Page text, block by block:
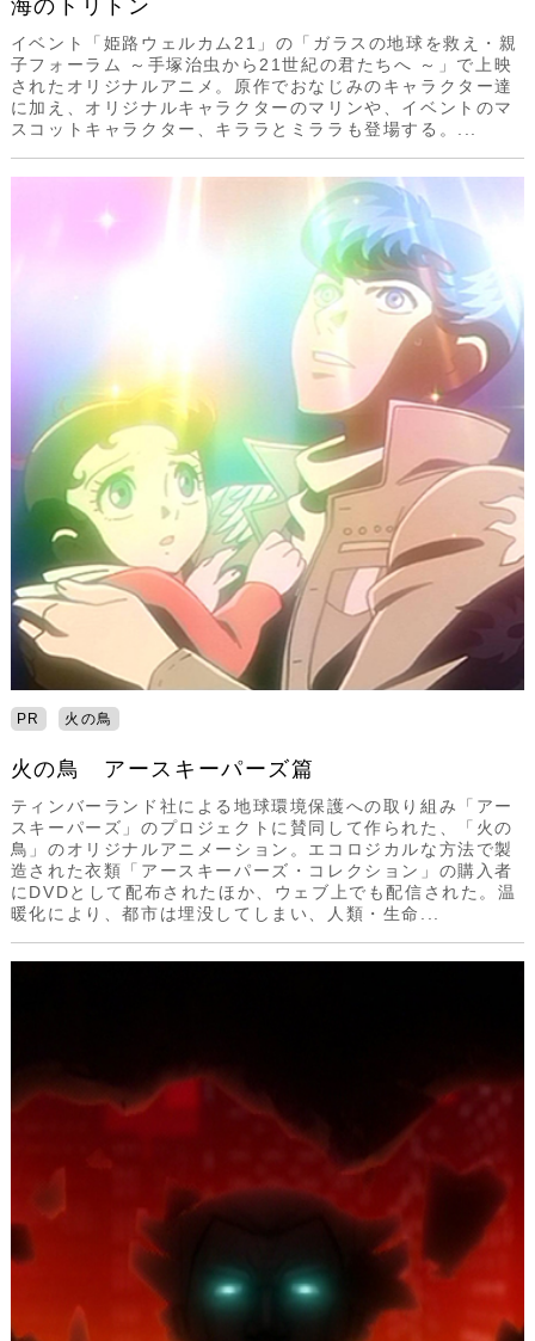
海のトリトン
イベント「姫路ウェルカム21」の「ガラスの地球を救え・親
子フォーラム ～手塚治虫から21世紀の君たちへ ～」で上映
されたオリジナルアニメ。原作でおなじみのキャラクター達
に加え、オリジナルキャラクターのマリンや、イベントのマ
スコットキャラクター、キララとミララも登場する。...
PR 火の鳥
火の鳥 アースキーパーズ篇
ティンバーランド社による地球環境保護への取り組み「アー
スキーパーズ」のプロジェクトに賛同して作られた、「火の
鳥」のオリジナルアニメーション。エコロジカルな方法で製
造された衣類「アースキーパーズ・コレクション」の購入者
にDVDとして配布されたほか、ウェブ上でも配信された。温
暖化により、都市は埋没してしまい、人類・生命...